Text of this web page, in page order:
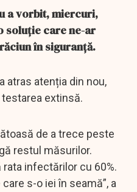
a vorbit, miercuri,
soluție care ne-ar
în siguranță.
atras atenția din nou,
extinsă.
de a trece peste
restul măsurilor.
infectărilor cu 60%.
s-o iei în seamă”, a